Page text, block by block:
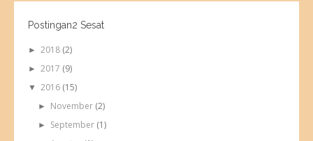
Postingan2 Sesat
► 2018 (2)
► 2017 (9)
▼ 2016 (15)
► November (2)
► September (1)